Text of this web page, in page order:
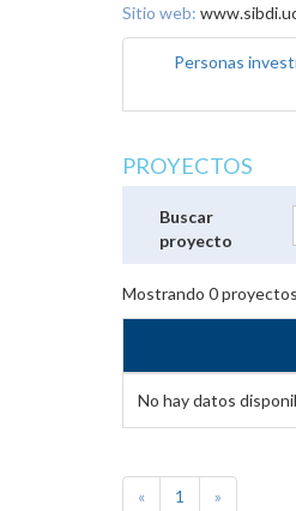
Sitio web:
Personas
PROYECTOS
Buscar
proyecto
Mostrando 0proyectos
No hay datos
« 1 »